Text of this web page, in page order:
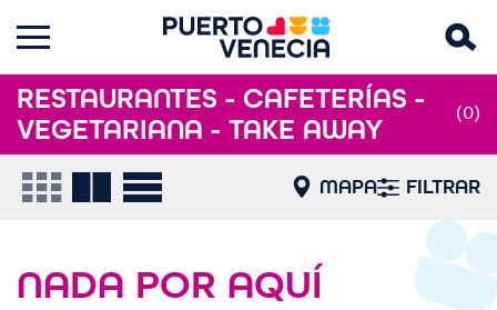
RESTAURANTES - CAFETERÍAS -
VEGETARIANA - TAKE AWAY
(0)
MAPA FILTRAR
NADA POR AQUÍ